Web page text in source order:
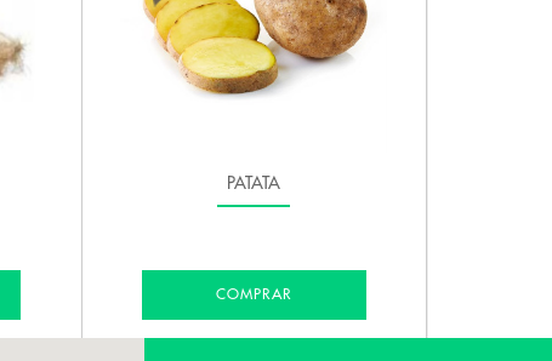
PATATA
COMPRAR